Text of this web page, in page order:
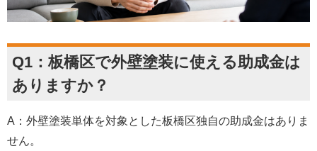
Q1：板橋区で外壁塗装に使える助成金は
ありますか？
A：外壁塗装単体を対象とした板橋区独自の助成金はありま
せん。